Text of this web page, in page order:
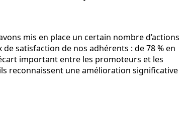
mis en place un certain nombre d’actions
satisfaction de nos adhérents : de 78 % en
important entre les promoteurs et les
reconnaissent une amélioration significative